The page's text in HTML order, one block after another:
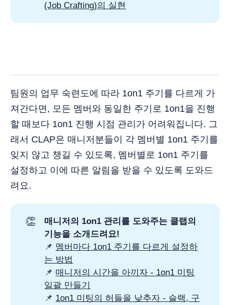
(Job Crafting)의 실현
팀원의 업무 숙련도에 따라 1on1 주기를 다르게 가
져간다면, 모든 멤버와 동일한 주기로 1on1을 진행
할 때보다 1on1 진행 시점 관리가 어려워집니다. 그
래서 CLAP은 매니저분들이 각 멤버별 1on1 주기를
잊지 않고 챙길 수 있도록, 멤버별로 1on1 주기를
설정하고 이에 따른 알림을 받을 수 있도록 도와드
려요.
👏
매니저의 1on1 관리를 도와주는 클랩의
기능을 소개드려요!
📌 멤버마다 1on1 주기를 다르게 설정하
는 방법
📌 매니저의 시간을 아끼자 - 1on1 미팅
일괄 만들기
📌 1on1 미팅의 허들을 낮추자 - 슬랙, 구